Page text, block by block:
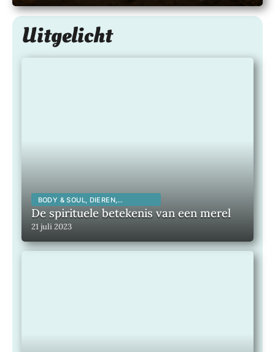
Uitgelicht
BODY & SOUL, DIEREN,
SPIRITUALITEIT,
De spirituele betekenis van een merel
21 juli 2023